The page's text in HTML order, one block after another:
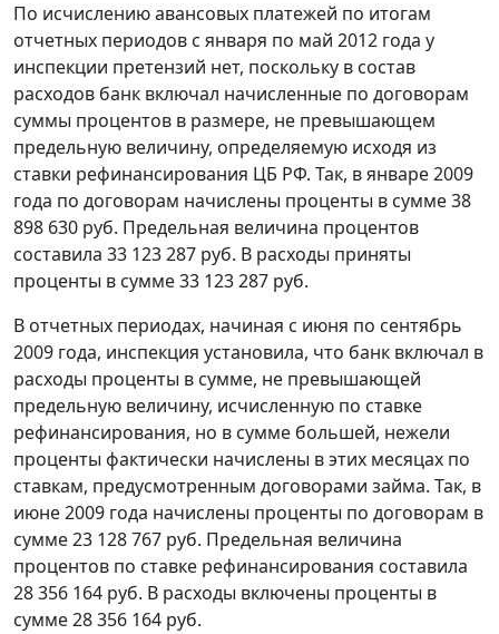
По исчислению авансовых платежей по итогам
отчетных периодов с января по май 2012 года у
инспекции претензий нет, поскольку в состав
расходов банк включал начисленные по договорам
суммы процентов в размере, не превышающем
предельную величину, определяемую исходя из
ставки рефинансирования ЦБ РФ. Так, в январе 2009
года по договорам начислены проценты в сумме 38
898 630 руб. Предельная величина процентов
составила 33 123 287 руб. В расходы приняты
проценты в сумме 33 123 287 руб.
В отчетных периодах, начиная с июня по сентябрь
2009 года, инспекция установила, что банк включал в
расходы проценты в сумме, не превышающей
предельную величину, исчисленную по ставке
рефинансирования, но в сумме большей, нежели
проценты фактически начислены в этих месяцах по
ставкам, предусмотренным договорами займа. Так, в
июне 2009 года начислены проценты по договорам в
сумме 23 128 767 руб. Предельная величина
процентов по ставке рефинансирования составила
28 356 164 руб. В расходы включены проценты в
сумме 28 356 164 руб.